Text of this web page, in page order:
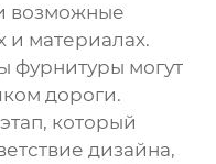
возможные
и материалах.
фурнитуры могут
дороги.
который
дизайна,